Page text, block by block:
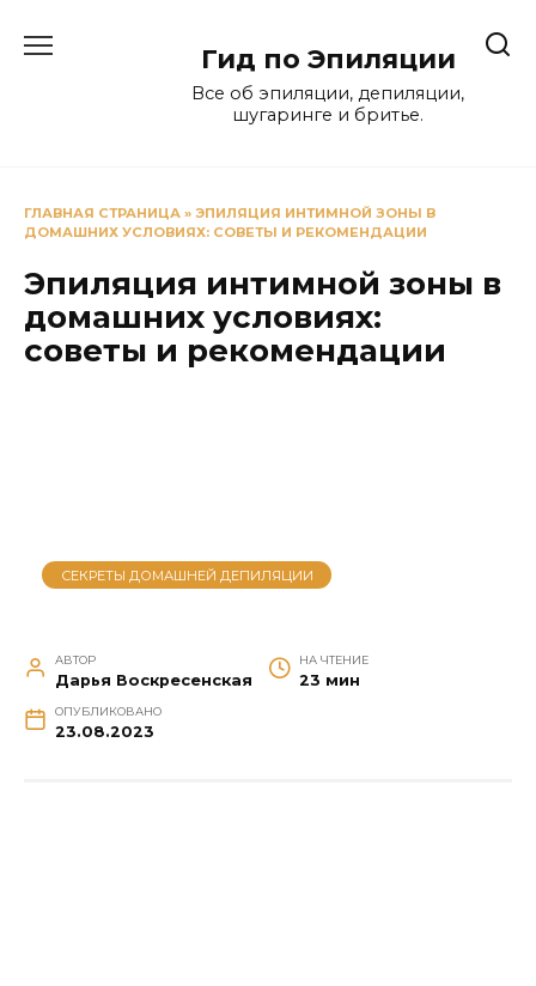
Гид по Эпиляции
Все об эпиляции, депиляции,
шугаринге и бритье.
ГЛАВНАЯ СТРАНИЦА » ЭПИЛЯЦИЯ ИНТИМНОЙ ЗОНЫ В
ДОМАШНИХ УСЛОВИЯХ: СОВЕТЫ И РЕКОМЕНДАЦИИ
Эпиляция интимной зоны в
домашних условиях:
советы и рекомендации
СЕКРЕТЫ ДОМАШНЕЙ ДЕПИЛЯЦИИ
АВТОР
Дарья Воскресенская
НА ЧТЕНИЕ
23 мин
ОПУБЛИКОВАНО
23.08.2023